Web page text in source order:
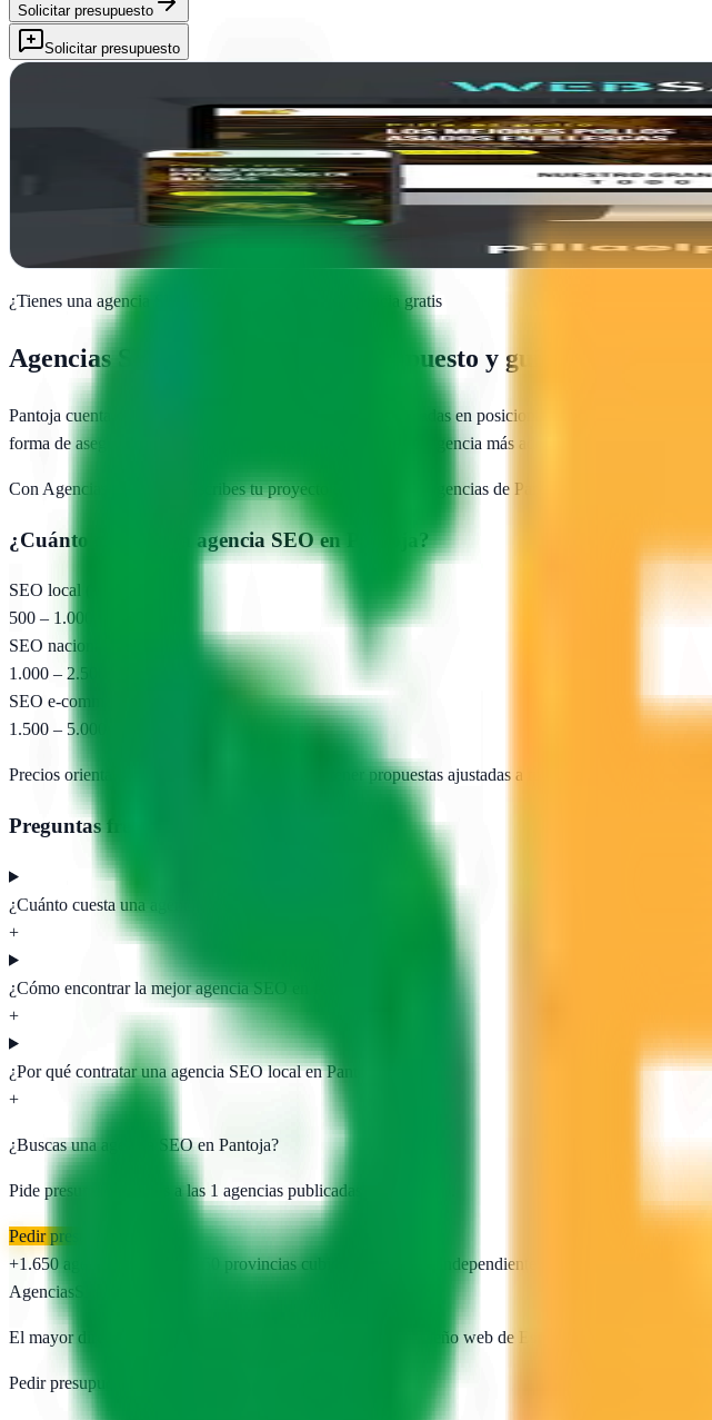
Solicitar presupuesto
Solicitar presupuesto
Websaurio | Diseño de páginas web y mantenimiento
Pantoja, Toledo
En Pantoja crean webs que funcionan. Websaurio combina diseño actual con mantenimiento
Ver ficha
¿Tienes una agencia SEO en Añade tu agencia gratis
Agencias SEO en — Presupuesto y guía de
Pantoja cuenta con
especializadas en posicionamiento web local,
forma de asegurarte de que pagas un precio justo y eliges la agencia más adecuada para tu proyecto.
Con AgenciasSEO.com describes tu proyecto una vez y las agencias de Pantoja te envían sus
¿Cuánto cuesta una agencia SEO en ?
SEO local (pyme)
500 – 1.000 €/mes
SEO nacional
1.000 – 2.500 €/mes
SEO e-commerce
1.500 – 5.000 €/mes
Precios orientativos. Pide presupuesto para obtener propuestas ajustadas a tu proyecto.
Preguntas frecuentes
¿Cuánto cuesta una agencia SEO en Pantoja?
+
¿Cómo encontrar la mejor agencia SEO en Pantoja?
+
¿Por qué contratar una agencia SEO local en Pantoja?
+
¿Buscas una agencia SEO en Pantoja?
Pide presupuesto gratis a las 1 agencias publicadas. Sin registro.
Pedir presupuesto gratis
+1.650 agencias publicadas provincias cubiertas Directorio independiente
AgenciasSEO
El mayor directorio de agencias SEO, marketing digital y diseño web de España. Encuentra,
Pedir presupuesto →